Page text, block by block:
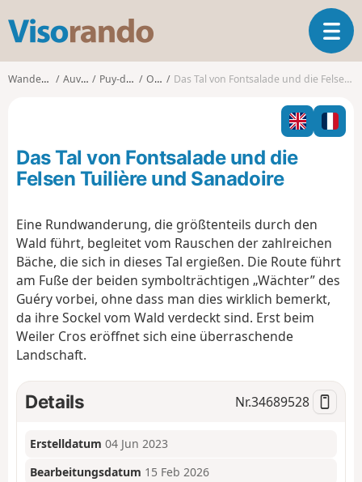
s
o
o
T
o
g
l
n
t
i
o
Wanderungen Auvergne Puy-de-Dôme Orcival Das Tal von Fontsalade und die Felsen Tuilière und Sanadoire
Das Tal von Fontsalade und die
Felsen Tuilière und Sanadoire
Eine Rundwanderung, die größtenteils durch den
Wald führt, begleitet vom Rauschen der zahlreichen
Bäche, die sich in dieses Tal ergießen. Die Route führt
am Fuße der beiden symbolträchtigen „Wächter” des
Guéry vorbei, ohne dass man dies wirklich bemerkt,
da ihre Sockel vom Wald verdeckt sind. Erst beim
Weiler Cros eröffnet sich eine überraschende
Landschaft.
Details Nr.34689528
Erstelldatum 04 Jun 2023
Bearbeitungsdatum 15 Feb 2026